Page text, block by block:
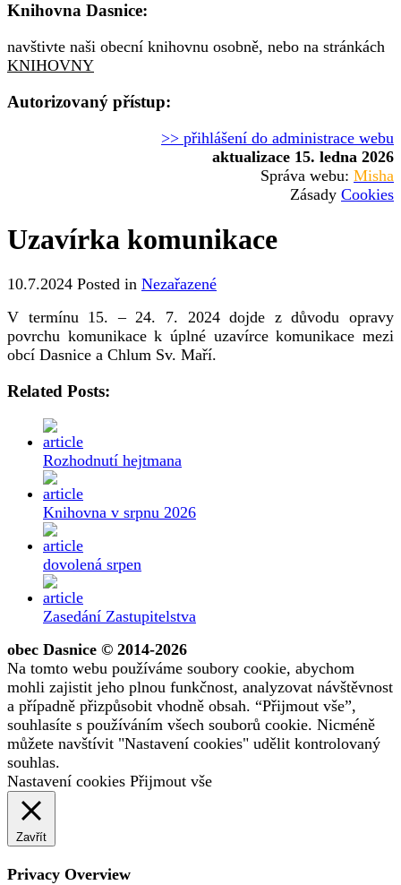
Knihovna Dasnice:
navštivte naši obecní knihovnu osobně, nebo na stránkách
KNIHOVNY
Autorizovaný přístup:
>> přihlášení do administrace webu
aktualizace 15. ledna 2026
Správa webu: Misha
Zásady Cookies
Uzavírka komunikace
10.7.2024 Posted in Nezařazené
V termínu 15. – 24. 7. 2024 dojde z důvodu opravy
povrchu komunikace k úplné uzavírce komunikace mezi
obcí Dasnice a Chlum Sv. Maří.
Related Posts:
Rozhodnutí hejtmana
Knihovna v srpnu 2026
dovolená srpen
Zasedání Zastupitelstva
obec Dasnice © 2014-2026
Na tomto webu používáme soubory cookie, abychom
mohli zajistit jeho plnou funkčnost, analyzovat návštěvnost
a případně přizpůsobit vhodně obsah. “Přijmout vše”,
souhlasíte s používáním všech souborů cookie. Nicméně
můžete navštívit "Nastavení cookies" udělit kontrolovaný
souhlas.
Nastavení cookies Přijmout vše
Zavřít
Privacy Overview